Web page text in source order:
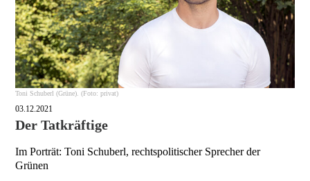
Toni Schuberl (Grüne). (Foto: privat)
03.12.2021
Der Tatkräftige
Im Porträt: Toni Schuberl, rechtspolitischer Sprecher der
Grünen